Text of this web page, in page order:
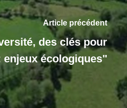
Article précédent
des clés pour
enjeux écologiques"